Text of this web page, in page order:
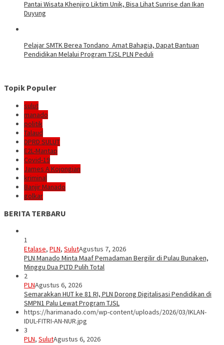
Pantai Wisata Khenjiro Liktim Unik, Bisa Lihat Sunrise dan Ikan
Duyung
Pelajar SMTK Berea Tondano Amat Bahagia, Dapat Bantuan
Pendidikan Melalui Program TJSL PLN Peduli
Topik Populer
sulut
manado
politik
Talaud
DPRD SULUT
E2L-Mantap
Covid-19
James A Kojongian
kriminal
Banjir Manado
golkar
BERITA TERBARU
1
Etalase, PLN, SulutAgustus 7, 2026
PLN Manado Minta Maaf Pemadaman Bergilir di Pulau Bunaken,
Minggu Dua PLTD Pulih Total
2
PLNAgustus 6, 2026
Semarakkan HUT ke 81 RI, PLN Dorong Digitalisasi Pendidikan di
SMPN1 Palu Lewat Program TJSL
https://harimanado.com/wp-content/uploads/2026/03/IKLAN-
IDUL-FITRI-AN-NUR.jpg
3
PLN, SulutAgustus 6, 2026